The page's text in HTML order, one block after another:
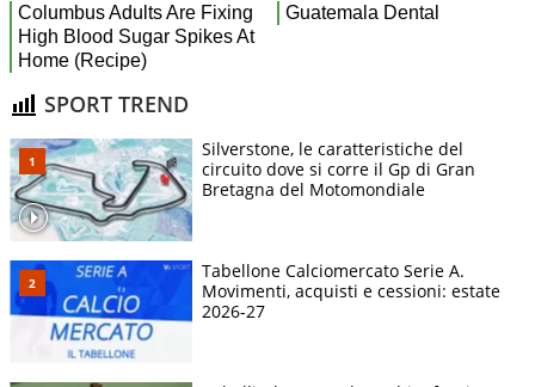
SPORT TREND
Silverstone, le caratteristiche del
circuito dove si corre il Gp di Gran
Bretagna del Motomondiale
Tabellone Calciomercato Serie A.
Movimenti, acquisti e cessioni: estate
2026-27